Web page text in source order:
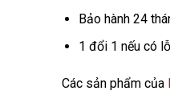
Bảo hành 24
1 đổi 1 nếu có
Các sản phẩm của